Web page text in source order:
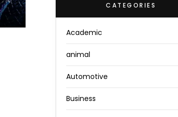
CATEGORIES
Academic
animal
Automotive
Business